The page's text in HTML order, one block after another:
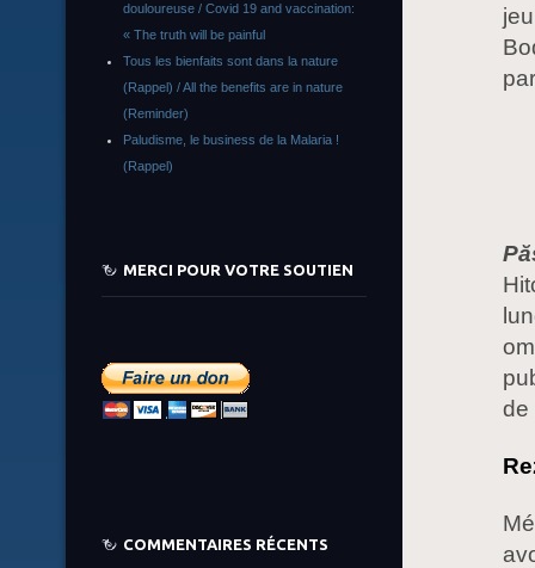
de
douloureuse / Covid 19 and vaccination:
« The truth will be painful
Tous les bienfaits sont dans la nature
(Rappel) / All the benefits are in nature
(Reminder)
Paludisme, le business de la Malaria !
(Rappel)
MERCI POUR VOTRE SOUTIEN
COMMENTAIRES RÉCENTS